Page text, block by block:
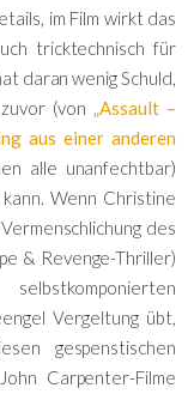
im Film wirkt das
tricktechnisch für
daran wenig Schuld,
(von
„Assault –
aus einer anderen
alle unanfechtbar)
Wenn Christine
des
& Revenge-Thriller)
Vergeltung übt,
gespenstischen
Carpenter-Filme